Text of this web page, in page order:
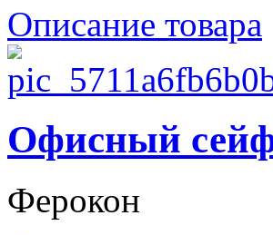
Описание товара
Офисный
Ферокон